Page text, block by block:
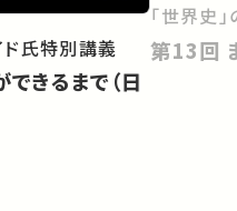
ド氏特別講義
きるまで（日
「世界史